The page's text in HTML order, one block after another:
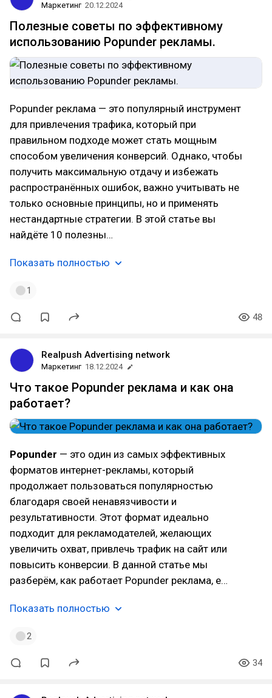
Маркетинг 20.12.2024
Полезные советы по эффективному
использованию Popunder рекламы.
Popunder реклама — это популярный инструмент
для привлечения трафика, который при
правильном подходе может стать мощным
способом увеличения конверсий. Однако, чтобы
получить максимальную отдачу и избежать
распространённых ошибок, важно учитывать не
только основные принципы, но и применять
нестандартные стратегии. В этой статье вы
найдёте 10 полезны…
Показать полностью
1
48
Realpush Advertising network
Маркетинг 18.12.2024
Что такое Popunder реклама и как она
работает?
Popunder — это один из самых эффективных
форматов интернет-рекламы, который
продолжает пользоваться популярностью
благодаря своей ненавязчивости и
результативности. Этот формат идеально
подходит для рекламодателей, желающих
увеличить охват, привлечь трафик на сайт или
повысить конверсии. В данной статье мы
разберём, как работает Popunder реклама, е…
Показать полностью
2
34